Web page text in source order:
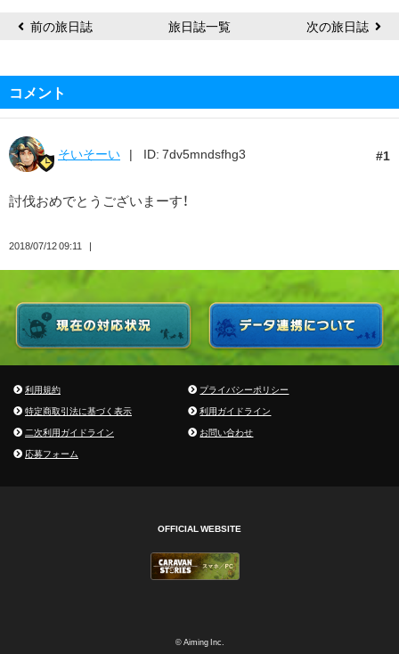
前の旅日誌 旅日誌一覧 次の旅日誌
コメント
1
そいそーい ID: 7dv5mndsfhg3
討伐おめでとうございまーす！
2018/07/12 09:11
利用規約
プライバシーポリシー
特定商取引法に基づく表示
利用ガイドライン
二次利用ガイドライン
お問い合わせ
応募フォーム
OFFICIAL WEBSITE
© Aiming Inc.